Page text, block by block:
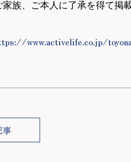
族、ご本人に了承を得て掲
www.activelife.co.jp/
事